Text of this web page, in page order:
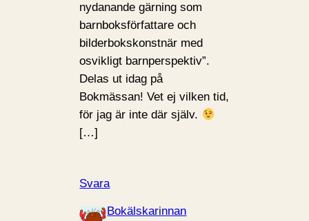
nydanande gärning som
barnboksförfattare och
bilderbokskonstnär med
osvikligt barnperspektiv”.
Delas ut idag på
Bokmässan! Vet ej vilken tid,
för jag är inte där själv.
[…]
Svara
Bokälskarinnan